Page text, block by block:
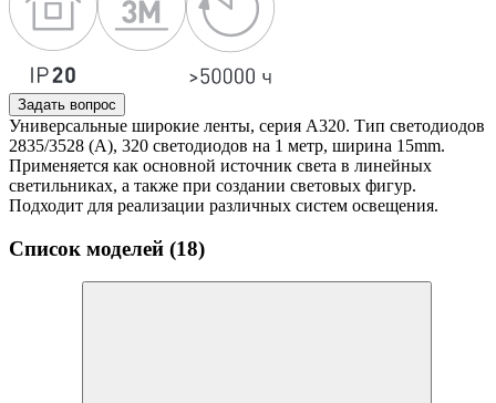
Задать вопрос
Универсальные широкие ленты, серия А320. Тип светодиодов
2835/3528 (А), 320 светодиодов на 1 метр, ширина 15mm.
Применяется как основной источник света в линейных
светильниках, а также при создании световых фигур.
Подходит для реализации различных систем освещения.
Список моделей (18)